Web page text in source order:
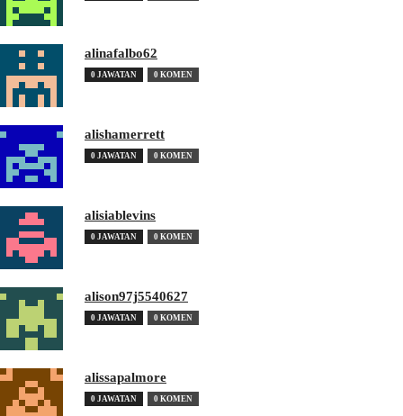
alinafalbo62
0 JAWATAN 0 KOMEN
alishamerrett
0 JAWATAN 0 KOMEN
alisiablevins
0 JAWATAN 0 KOMEN
alison97j5540627
0 JAWATAN 0 KOMEN
alissapalmore
0 JAWATAN 0 KOMEN